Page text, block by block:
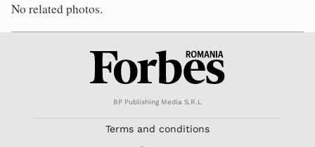
No related photos.
BP Publishing Media S.R.L
Terms and conditions